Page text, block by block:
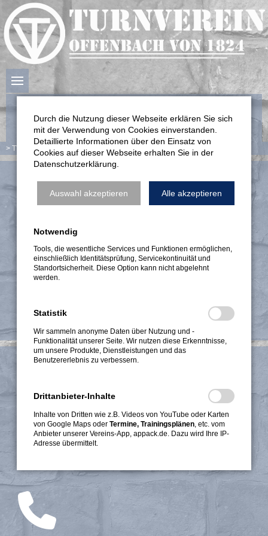
TV Offenbach Service Kontakt
Kontakt
Turnverein Offenbach von 1824
63067 Offenbach
Telefon069 / 88 27 33
Telefax069 / 82 37 66 31
Durch die Nutzung dieser Webseite erklären Sie sich
mit der Verwendung von Cookies einverstanden.
Detaillierte Informationen über den Einsatz von
Cookies auf dieser Webseite erhalten Sie in der
Datenschutzerklärung.
Auswahl akzeptieren Alle akzeptieren
Notwendig
Tools, die wesentliche Services und Funktionen ermöglichen,
einschließlich Identitätsprüfung, Servicekontinuität und
Standortsicherheit. Diese Option kann nicht abgelehnt
werden.
Statistik
Wir sammeln anonyme Daten über Nutzung und -
Funktionalität unserer Seite. Wir nutzen diese Erkenntnisse,
um unsere Produkte, Dienstleistungen und das
Benutzererlebnis zu verbessern.
Drittanbieter-Inhalte
Inhalte von Dritten wie z.B. Videos von YouTube oder Karten
von Google Maps oder Termine, Trainingsplänen, etc. vom
Anbieter unserer Vereins-App, appack.de. Dazu wird Ihre IP-
Adresse übermittelt.